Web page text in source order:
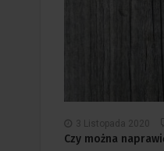
3 Listopada 2020
Czy można